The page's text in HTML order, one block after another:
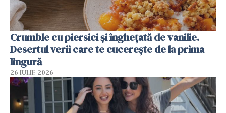
Crumble cu piersici și înghețată de vanilie.
Desertul verii care te cucerește de la prima
lingură
26 IULIE 2026